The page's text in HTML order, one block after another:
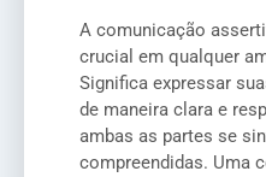
A comunicação
crucial em qualquer
Significa expressar
de maneira clara e
ambas as partes se
compreendidas. Uma